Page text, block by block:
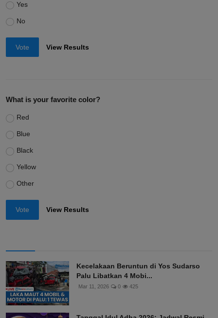
Yes
No
Vote View Results
What is your favorite color?
Red
Blue
Black
Yellow
Other
Vote View Results
Kecelakaan Beruntun di Yos Sudarso
Palu Libatkan 4 Mobi...
Mar 11, 2026 0 425